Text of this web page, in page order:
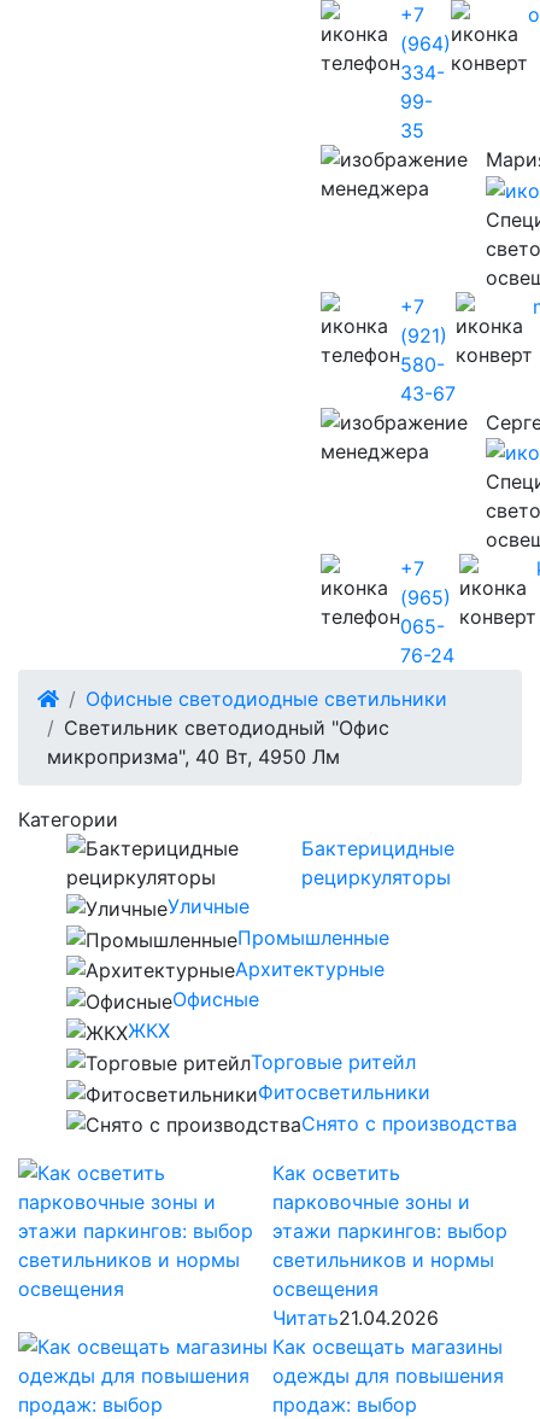
+7
(964)
334-
99-
35
+7
(921)
580-
43-67
+7
(965)
065-
76-24
Офисные светодиодные светильники
Светильник светодиодный "Офис
микропризма", 40 Вт, 4950 Лм
Категории
Бактерицидные
рециркуляторы
Уличные
Промышленные
Архитектурные
Офисные
ЖКХ
Торговые ритейл
Фитосветильники
Снято с производства
Как осветить
парковочные зоны и
этажи паркингов: выбор
светильников и нормы
освещения
Читать21.04.2026
Как освещать магазины
одежды для повышения
продаж: выбор